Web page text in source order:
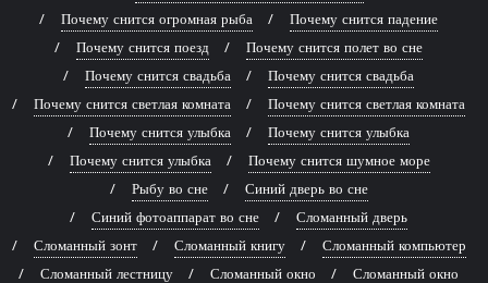
Почему снится огромная рыба
Почему снится падение
Почему снится поезд
Почему снится полет во сне
Почему снится свадьба
Почему снится свадьба
Почему снится светлая комната
Почему снится светлая комната
Почему снится улыбка
Почему снится улыбка
Почему снится улыбка
Почему снится шумное море
Рыбу во сне
Синий дверь во сне
Синий фотоаппарат во сне
Сломанный дверь
Сломанный зонт
Сломанный книгу
Сломанный компьютер
Сломанный лестницу
Сломанный окно Сломанный окно